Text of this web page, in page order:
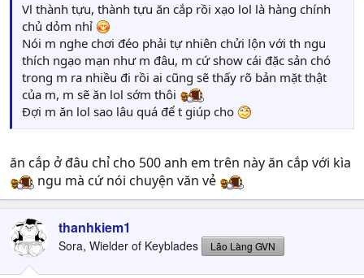
Vl thành tựu, thành tựu ăn cắp rồi xạo lol là hàng chính
chủ dỏm nhỉ
Nói m nghe chơi đéo phải tự nhiên chửi lộn với th ngu
thích ngạo mạn như m đâu, m cứ show cái đặc sản chó
trong m ra nhiều đi rồi ai cũng sẽ thấy rõ bản mặt thật
của m, m sẽ ăn lol sớm thôi
Đợi m ăn lol sao lâu quá để t giúp cho
ăn cắp ở đâu chỉ cho 500 anh em trên này ăn cắp với kìa
ngu mà cứ nói chuyện văn vẻ
thanhkiem1
Sora, Wielder of Keyblades Lão Làng GVN